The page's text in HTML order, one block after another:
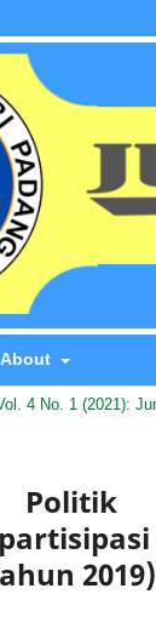
About
4 No. 1 (2021):
2019)